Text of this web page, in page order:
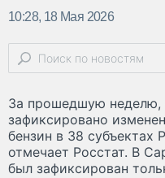
10:28, 18 Мая 2026
За прошедшую неделю,
зафиксировано
бензин в 38 субъектах
отмечает Росстат. В
был зафиксирован